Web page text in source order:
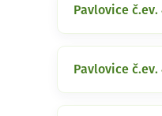
Pavlovice č.ev.
Pavlovice č.ev.